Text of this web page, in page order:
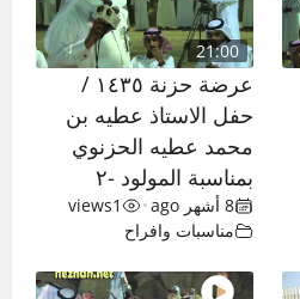
21:00
عرضة حزنة ١٤٣٥ /
حفل الاستاذ عطيه بن
محمد عطيه الحزنوي
بمناسبة المولود -٢
8 أشهر ago •
1
views
مناسبات وافراح